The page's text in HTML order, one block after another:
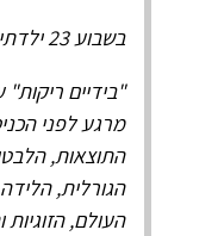
בשבוע 23 ילדתי תינוק מת.
"בידיים ריקות"
מרגע לפני
התוצאות,
הגורלית,
העולם,